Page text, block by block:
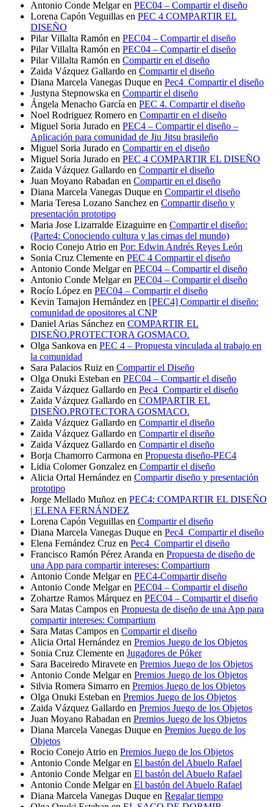
Antonio Conde Melgaren PEC04 – Compartir el diseño
Lorena Capón Veguillas en PEC 4 COMPARTIR EL
DISEÑO
Pilar Villalta Ramón en PEC04 – Compartir el diseño
Pilar Villalta Ramón en PEC04 – Compartir el diseño
Pilar Villalta Ramón en Compartir en el diseño
Zaida Vázquez Gallardo en Compartir el diseño
Diana Marcela Vanegas Duque en Pec4_Compartir el diseño
Justyna Stepnowska en Compartir el diseño
Ángela Menacho García en PEC 4. Compartir el diseño
Noel Rodriguez Romero en Compartir en el diseño
Miguel Soria Jurado en PEC4 – Compartir el diseño –
Aplicación para comunidad de Jiu Jitsu brasileño
Miguel Soria Jurado en Compartir en el diseño
Miguel Soria Jurado en PEC 4 COMPARTIR EL DISEÑO
Zaida Vázquez Gallardo en Compartir el diseño
Juan Moyano Rabadan en Compartir en el diseño
Diana Marcela Vanegas Duque en Compartir el diseño
Maria Teresa Lozano Sanchez en Compartir diseño y
presentación prototipo
Maria Jose Lizarralde Eizaguirre en Compartir el diseño:
(Parte4: Conociendo cultura y las cimas del mundo)
Rocio Conejo Atrio en Por: Edwin Andrés Reyes León
Sonia Cruz Clemente en PEC 4 Compartir el diseño
Antonio Conde Melgaren PEC04 – Compartir el diseño
Antonio Conde Melgaren PEC04 – Compartir el diseño
Rocío López en PEC04 – Compartir el diseño
Kevin Tamajon Hernández en [PEC4] Compartir el diseño:
comunidad de opositores al CNP
Daniel Arias Sánchez en COMPARTIR EL
DISEÑO.PROTECTORA GOSMACO.
Olga Sankova en PEC 4 – Propuesta vinculada al trabajo en
la comunidad
Sara Palacios Ruiz en Compartir el Diseño
Olga Onuki Esteban en PEC04 – Compartir el diseño
Zaida Vázquez Gallardo en Pec4_Compartir el diseño
Zaida Vázquez Gallardo en COMPARTIR EL
DISEÑO.PROTECTORA GOSMACO.
Zaida Vázquez Gallardo en Compartir el diseño
Zaida Vázquez Gallardo en Compartir el diseño
Zaida Vázquez Gallardo en Compartir el diseño
Borja Chamorro Carmona en Propuesta diseño-PEC4
Lidia Colomer Gonzalez en Compartir el diseño
Alicia Ortal Hernández en Compartir diseño y presentación
prototipo
Jorge Mellado Muñoz en PEC4: COMPARTIR EL DISEÑO
| ELENA FERNÁNDEZ
Lorena Capón Veguillas en Compartir el diseño
Diana Marcela Vanegas Duque en Pec4_Compartir el diseño
Elena Fernández Cruz en Pec4_Compartir el diseño
Francisco Ramón Pérez Aranda en Propuesta de diseño de
una App para compartir intereses: Compartium
Antonio Conde Melgaren PEC4-Compartir diseño
Antonio Conde Melgaren PEC04 – Compartir el diseño
Zohartze Ramos Márquez en PEC04 – Compartir el diseño
Sara Matas Campos en Propuesta de diseño de una App para
compartir intereses: Compartium
Sara Matas Campos en Compartir el diseño
Alicia Ortal Hernández en Premios Juego de los Objetos
Sonia Cruz Clemente en Jugadores de Póker
Sara Baceiredo Miravete en Premios Juego de los Objetos
Antonio Conde Melgaren Premios Juego de los Objetos
Silvia Romera Simarro en Premios Juego de los Objetos
Olga Onuki Esteban en Premios Juego de los Objetos
Zaida Vázquez Gallardo en Premios Juego de los Objetos
Juan Moyano Rabadan en Premios Juego de los Objetos
Diana Marcela Vanegas Duque en Premios Juego de los
Objetos
Rocio Conejo Atrio en Premios Juego de los Objetos
Antonio Conde Melgaren El bastón del Abuelo Rafael
Antonio Conde Melgaren El bastón del Abuelo Rafael
Antonio Conde Melgaren El bastón del Abuelo Rafael
Diana Marcela Vanegas Duque en Regalar tiempo